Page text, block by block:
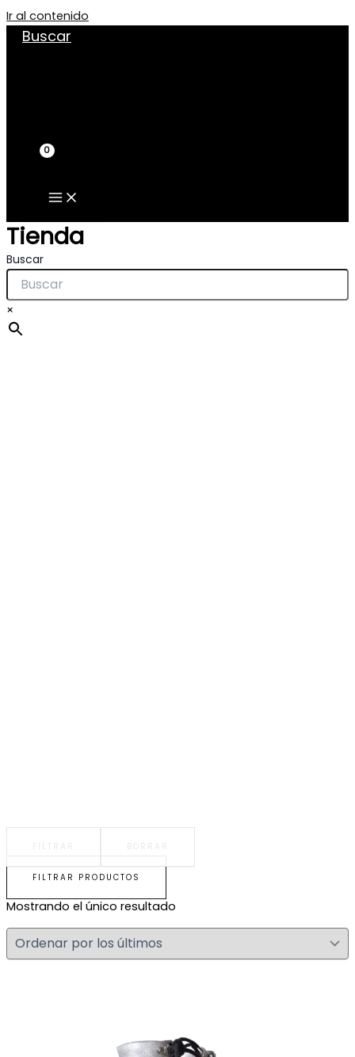
Ir al contenido
Buscar
Tienda
Buscar
×
FILTRAR PRODUCTOS
Mostrando el único resultado